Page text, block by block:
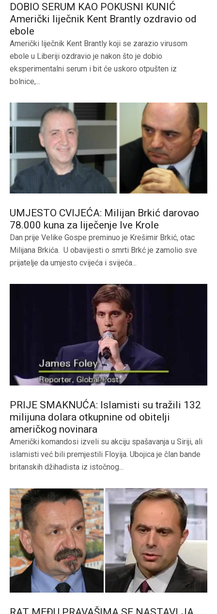
DOBIO SERUM KAO POKUSNI KUNIĆ
Američki liječnik Kent Brantly ozdravio od
ebole
Američki liječnik Kent Brantly koji se zarazio virusom
ebole u Liberiji ozdravio je nakon što je dobio
eksperimentalni serum i bit će uskoro otpušten iz
bolnice,...
UMJESTO CVIJEĆA: Milijan Brkić darovao
78.000 kuna za liječenje Ive Krole
Dan prije Velike Gospe preminuo je Krešimir Brkić, otac
Milijana Brkića. U obavijesti o smrti Brkć je zamolio sve
prijatelje da umjesto cvijeća i svijeća...
PRIJE SMAKNUĆA: Islamisti su tražili 132
milijuna dolara otkupnine od obitelji
američkog novinara
Američki komandosi izveli su akciju spašavanja u Siriji, ali
islamisti već bili premjestili Floyija. Ubojica je član bande
britanskih džihadista iz istočnog...